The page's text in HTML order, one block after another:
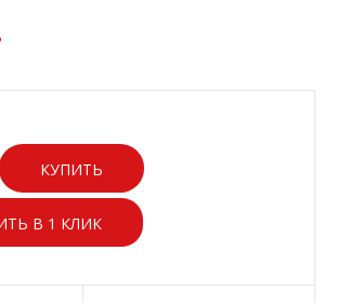
В 1 КЛИК